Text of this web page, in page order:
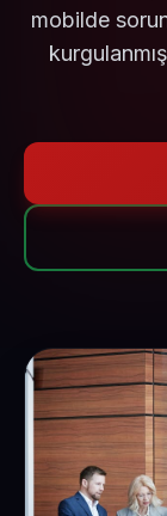
mobilde